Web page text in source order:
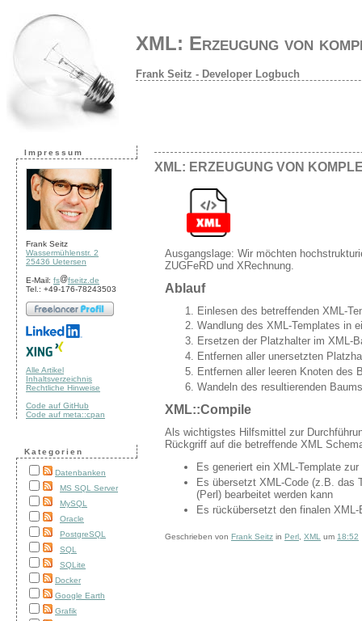
XML: Erzeugung von
Frank Seitz - Developer Logbuch
Impressum
Frank Seitz
Wassermühlenstr. 2
25436 Uetersen
E-Mail: fs
fseitz.de
Tel.: +49-176-78243503
Alle Artikel
Inhaltsverzeichnis
Rechtliche Hinweise
Code auf GitHub
Code auf meta::cpan
Kategorien
Datenbanken
MS SQL Server
MySQL
Oracle
PostgreSQL
SQL
SQLite
Docker
Google Earth
Grafik
XML: ERZEUGUNG VON
Ausgangslage: Wir möchten
ZUGFeRD und XRechnung.
Ablauf
Einlesen des betreffenden XML-
Wandlung des XML-Templates in
Ersetzen der Platzhalter im XML-
Entfernen aller unersetzten
Entfernen aller leeren Knoten des
Wandeln des resultierenden
XML::Compile
Als wichtigstes Hilfsmittel zur
Rückgriff auf die betreffende XML
Es generiert ein XML-Template
Es übersetzt XML-Code (z.B. das
(Perl) bearbeitet werden kann
Es rückübersetzt den finalen
Geschrieben von Frank Seitz in Perl XML um 18:52